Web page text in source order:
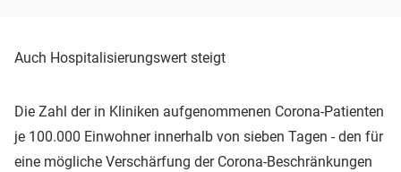
Auch Hospitalisierungswert steigt
Die Zahl der in Kliniken aufgenommenen Corona-Patienten
je 100.000 Einwohner innerhalb von sieben Tagen - den für
eine mögliche Verschärfung der Corona-Beschränkungen